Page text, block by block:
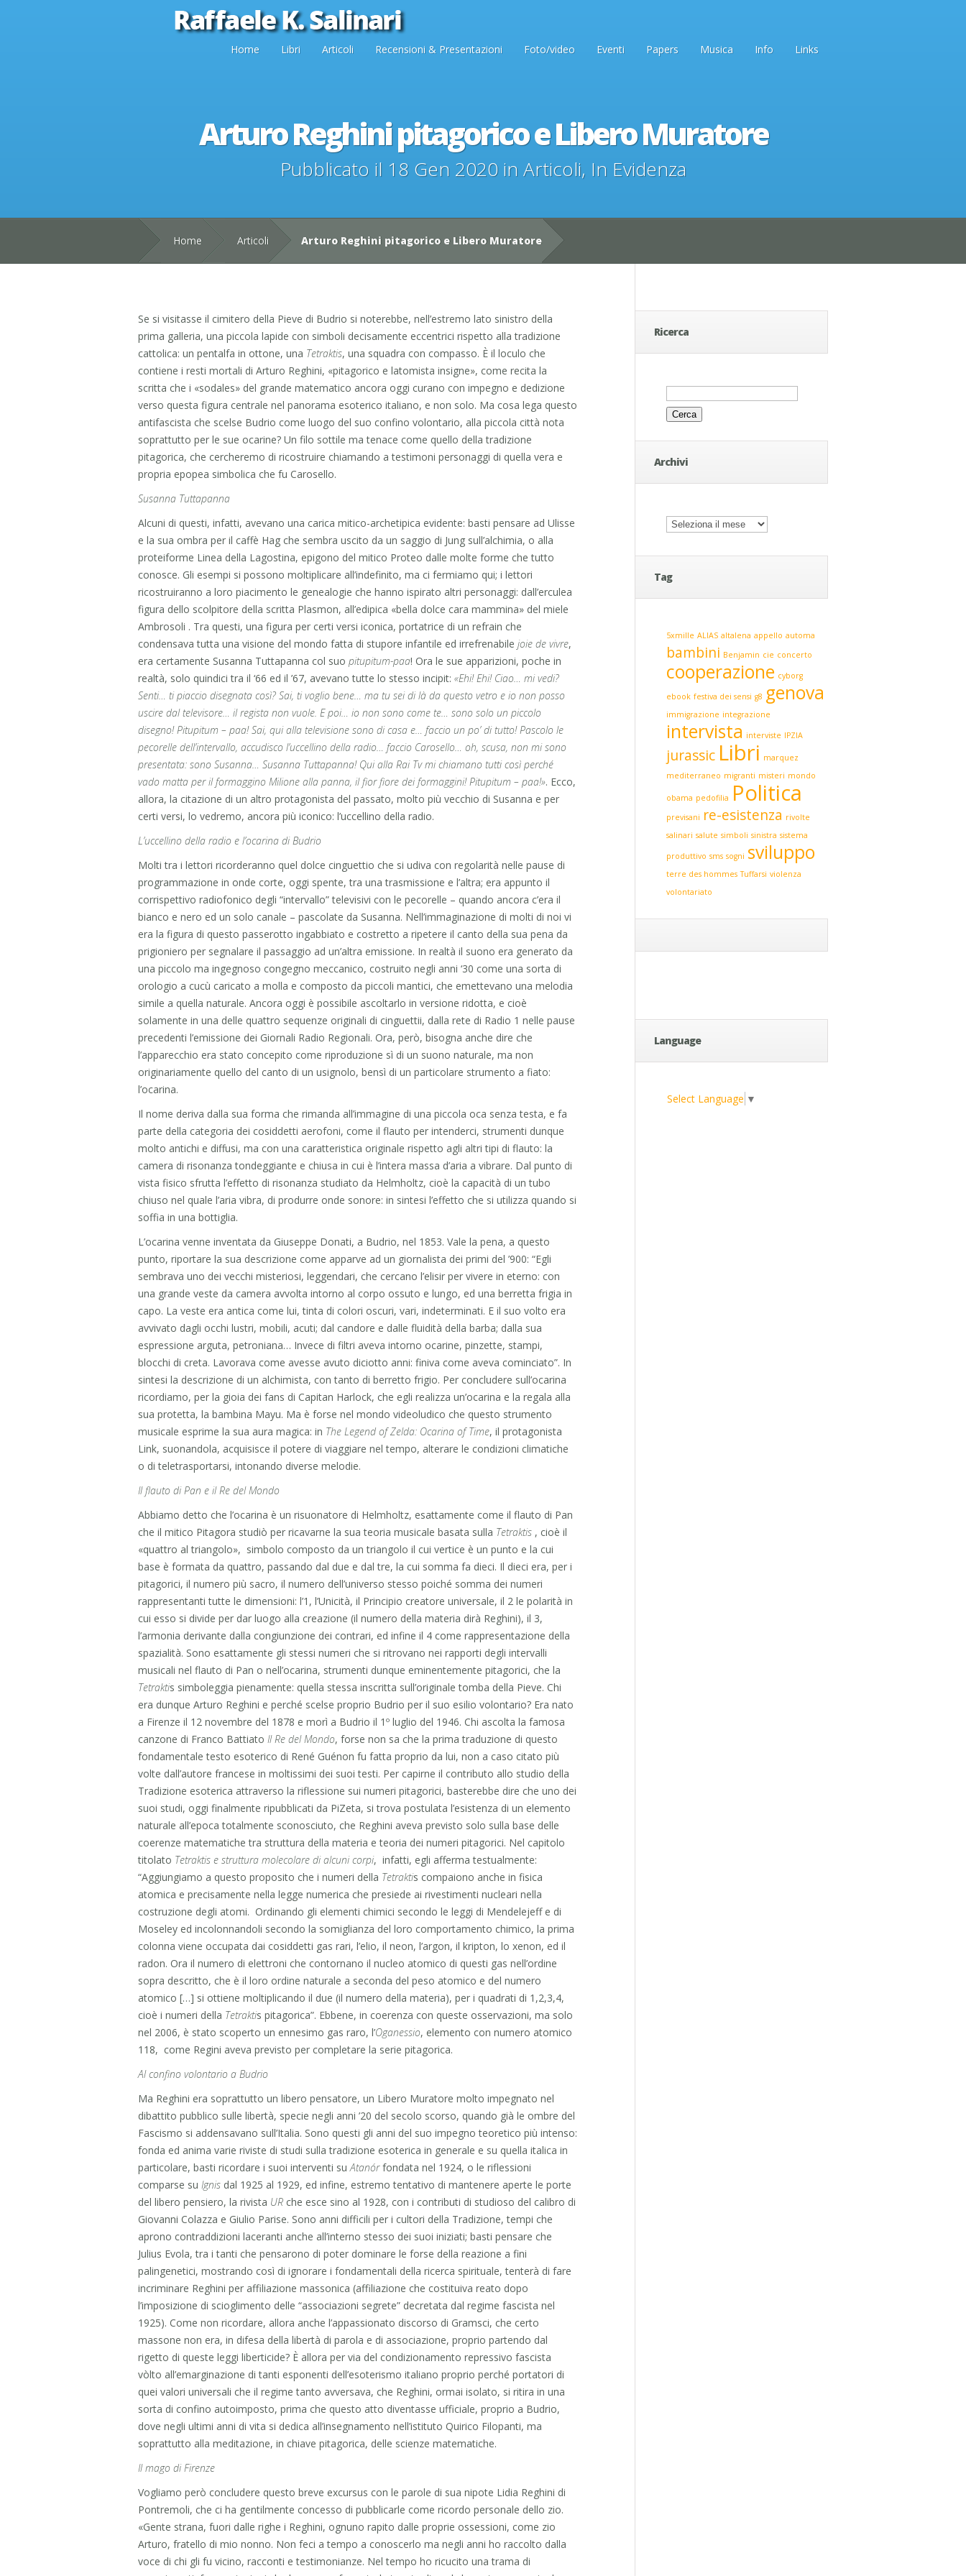
Home Libri Articoli Recensioni & Presentazioni Foto/video Eventi Papers Musica Info Links
Arturo Reghini pitagorico e Libero Muratore
Pubblicato il 18 Gen 2020 in Articoli, In Evidenza
Home Articoli Arturo Reghini pitagorico e Libero Muratore
Se si visitasse il cimitero della Pieve di Budrio si noterebbe, nell’estremo lato sinistro della
prima galleria, una piccola lapide con simboli decisamente eccentrici rispetto alla tradizione
cattolica: un pentalfa in ottone, una Tetraktis, una squadra con compasso. È il loculo che
contiene i resti mortali di Arturo Reghini, «pitagorico e latomista insigne», come recita la
scritta che i «sodales» del grande matematico ancora oggi curano con impegno e dedizione
verso questa figura centrale nel panorama esoterico italiano, e non solo. Ma cosa lega questo
antifascista che scelse Budrio come luogo del suo confino volontario, alla piccola città nota
soprattutto per le sue ocarine? Un filo sottile ma tenace come quello della tradizione
pitagorica, che cercheremo di ricostruire chiamando a testimoni personaggi di quella vera e
propria epopea simbolica che fu Carosello.
Susanna Tuttapanna
Alcuni di questi, infatti, avevano una carica mitico-archetipica evidente: basti pensare ad Ulisse
e la sua ombra per il caffè Hag che sembra uscito da un saggio di Jung sull’alchimia, o alla
proteiforme Linea della Lagostina, epigono del mitico Proteo dalle molte forme che tutto
conosce. Gli esempi si possono moltiplicare all’indefinito, ma ci fermiamo qui; i lettori
ricostruiranno a loro piacimento le genealogie che hanno ispirato altri personaggi: dall’erculea
figura dello scolpitore della scritta Plasmon, all’edipica «bella dolce cara mammina» del miele
Ambrosoli . Tra questi, una figura per certi versi iconica, portatrice di un refrain che
condensava tutta una visione del mondo fatta di stupore infantile ed irrefrenabile joie de vivre,
era certamente Susanna Tuttapanna col suo pitupitum-paa! Ora le sue apparizioni, poche in
realtà, solo quindici tra il ‘66 ed il ’67, avevano tutte lo stesso incipit: «Ehi! Ehi! Ciao… mi vedi?
Senti… ti piaccio disegnata così? Sai, ti voglio bene… ma tu sei di là da questo vetro e io non posso
uscire dal televisore… il regista non vuole. E poi… io non sono come te… sono solo un piccolo
disegno! Pitupitum – paa! Sai, qui alla televisione sono di casa e… faccio un po’ di tutto! Pascolo le
pecorelle dell’intervallo, accudisco l’uccellino della radio… faccio Carosello… oh, scusa, non mi sono
presentata: sono Susanna… Susanna Tuttapanna! Qui alla Rai Tv mi chiamano tutti così perché
vado matta per il formaggino Milione alla panna, il fior fiore dei formaggini! Pitupitum – paa!». Ecco,
allora, la citazione di un altro protagonista del passato, molto più vecchio di Susanna e per
certi versi, lo vedremo, ancora più iconico: l’uccellino della radio.
L’uccellino della radio e l’ocarina di Budrio
Molti tra i lettori ricorderanno quel dolce cinguettio che si udiva con regolarità nelle pause di
programmazione in onde corte, oggi spente, tra una trasmissione e l’altra; era appunto il
corrispettivo radiofonico degli “intervallo” televisivi con le pecorelle – quando ancora c’era il
bianco e nero ed un solo canale – pascolate da Susanna. Nell’immaginazione di molti di noi vi
era la figura di questo passerotto ingabbiato e costretto a ripetere il canto della sua pena da
prigioniero per segnalare il passaggio ad un’altra emissione. In realtà il suono era generato da
una piccolo ma ingegnoso congegno meccanico, costruito negli anni ‘30 come una sorta di
orologio a cucù caricato a molla e composto da piccoli mantici, che emettevano una melodia
simile a quella naturale. Ancora oggi è possibile ascoltarlo in versione ridotta, e cioè
solamente in una delle quattro sequenze originali di cinguettii, dalla rete di Radio 1 nelle pause
precedenti l’emissione dei Giornali Radio Regionali. Ora, però, bisogna anche dire che
l’apparecchio era stato concepito come riproduzione sì di un suono naturale, ma non
originariamente quello del canto di un usignolo, bensì di un particolare strumento a fiato:
l’ocarina.
Il nome deriva dalla sua forma che rimanda all’immagine di una piccola oca senza testa, e fa
parte della categoria dei cosiddetti aerofoni, come il flauto per intenderci, strumenti dunque
molto antichi e diffusi, ma con una caratteristica originale rispetto agli altri tipi di flauto: la
camera di risonanza tondeggiante e chiusa in cui è l’intera massa d’aria a vibrare. Dal punto di
vista fisico sfrutta l’effetto di risonanza studiato da Helmholtz, cioè la capacità di un tubo
chiuso nel quale l’aria vibra, di produrre onde sonore: in sintesi l’effetto che si utilizza quando si
soffia in una bottiglia.
L’ocarina venne inventata da Giuseppe Donati, a Budrio, nel 1853. Vale la pena, a questo
punto, riportare la sua descrizione come apparve ad un giornalista dei primi del ’900: “Egli
sembrava uno dei vecchi misteriosi, leggendari, che cercano l’elisir per vivere in eterno: con
una grande veste da camera avvolta intorno al corpo ossuto e lungo, ed una berretta frigia in
capo. La veste era antica come lui, tinta di colori oscuri, vari, indeterminati. E il suo volto era
avvivato dagli occhi lustri, mobili, acuti; dal candore e dalle fluidità della barba; dalla sua
espressione arguta, petroniana… Invece di filtri aveva intorno ocarine, pinzette, stampi,
blocchi di creta. Lavorava come avesse avuto diciotto anni: finiva come aveva cominciato”. In
sintesi la descrizione di un alchimista, con tanto di berretto frigio. Per concludere sull’ocarina
ricordiamo, per la gioia dei fans di Capitan Harlock, che egli realizza un’ocarina e la regala alla
sua protetta, la bambina Mayu. Ma è forse nel mondo videoludico che questo strumento
musicale esprime la sua aura magica: in The Legend of Zelda: Ocarina of Time, il protagonista
Link, suonandola, acquisisce il potere di viaggiare nel tempo, alterare le condizioni climatiche
o di teletrasportarsi, intonando diverse melodie.
Il flauto di Pan e il Re del Mondo
Abbiamo detto che l’ocarina è un risuonatore di Helmholtz, esattamente come il flauto di Pan
che il mitico Pitagora studiò per ricavarne la sua teoria musicale basata sulla Tetraktis , cioè il
«quattro al triangolo», simbolo composto da un triangolo il cui vertice è un punto e la cui
base è formata da quattro, passando dal due e dal tre, la cui somma fa dieci. Il dieci era, per i
pitagorici, il numero più sacro, il numero dell’universo stesso poiché somma dei numeri
rappresentanti tutte le dimensioni: l’1, l’Unicità, il Principio creatore universale, il 2 le polarità in
cui esso si divide per dar luogo alla creazione (il numero della materia dirà Reghini), il 3,
l’armonia derivante dalla congiunzione dei contrari, ed infine il 4 come rappresentazione della
spazialità. Sono esattamente gli stessi numeri che si ritrovano nei rapporti degli intervalli
musicali nel flauto di Pan o nell’ocarina, strumenti dunque eminentemente pitagorici, che la
Tetraktis simboleggia pienamente: quella stessa inscritta sull’originale tomba della Pieve. Chi
era dunque Arturo Reghini e perché scelse proprio Budrio per il suo esilio volontario? Era nato
a Firenze il 12 novembre del 1878 e morì a Budrio il 1º luglio del 1946. Chi ascolta la famosa
canzone di Franco Battiato Il Re del Mondo, forse non sa che la prima traduzione di questo
fondamentale testo esoterico di René Guénon fu fatta proprio da lui, non a caso citato più
volte dall’autore francese in moltissimi dei suoi testi. Per capirne il contributo allo studio della
Tradizione esoterica attraverso la riflessione sui numeri pitagorici, basterebbe dire che uno dei
suoi studi, oggi finalmente ripubblicati da PiZeta, si trova postulata l’esistenza di un elemento
naturale all’epoca totalmente sconosciuto, che Reghini aveva previsto solo sulla base delle
coerenze matematiche tra struttura della materia e teoria dei numeri pitagorici. Nel capitolo
titolato Tetraktis e struttura molecolare di alcuni corpi, infatti, egli afferma testualmente:
“Aggiungiamo a questo proposito che i numeri della Tetraktis compaiono anche in fisica
atomica e precisamente nella legge numerica che presiede ai rivestimenti nucleari nella
costruzione degli atomi. Ordinando gli elementi chimici secondo le leggi di Mendelejeff e di
Moseley ed incolonnandoli secondo la somiglianza del loro comportamento chimico, la prima
colonna viene occupata dai cosiddetti gas rari, l’elio, il neon, l’argon, il kripton, lo xenon, ed il
radon. Ora il numero di elettroni che contornano il nucleo atomico di questi gas nell’ordine
sopra descritto, che è il loro ordine naturale a seconda del peso atomico e del numero
atomico […] si ottiene moltiplicando il due (il numero della materia), per i quadrati di 1,2,3,4,
cioè i numeri della Tetraktis pitagorica”. Ebbene, in coerenza con queste osservazioni, ma solo
nel 2006, è stato scoperto un ennesimo gas raro, l’Oganessio, elemento con numero atomico
118, come Regini aveva previsto per completare la serie pitagorica.
Al confino volontario a Budrio
Ma Reghini era soprattutto un libero pensatore, un Libero Muratore molto impegnato nel
dibattito pubblico sulle libertà, specie negli anni ’20 del secolo scorso, quando già le ombre del
Fascismo si addensavano sull’Italia. Sono questi gli anni del suo impegno teoretico più intenso:
fonda ed anima varie riviste di studi sulla tradizione esoterica in generale e su quella italica in
particolare, basti ricordare i suoi interventi suAtanórfondata nel 1924, o le riflessioni
comparse su Ignis dal 1925 al 1929, ed infine, estremo tentativo di mantenere aperte le porte
del libero pensiero, la rivista UR che esce sino al 1928, con i contributi di studioso del calibro di
Giovanni Colazza e Giulio Parise. Sono anni difficili per i cultori della Tradizione, tempi che
aprono contraddizioni laceranti anche all’interno stesso dei suoi iniziati; basti pensare che
Julius Evola, tra i tanti che pensarono di poter dominare le forse della reazione a fini
palingenetici, mostrando così di ignorare i fondamentali della ricerca spirituale, tenterà di fare
incriminare Reghini per affiliazione massonica (affiliazione che costituiva reato dopo
l’imposizione di scioglimento delle “associazioni segrete” decretata dal regime fascista nel
1925). Come non ricordare, allora anche l’appassionato discorso di Gramsci, che certo
massone non era, in difesa della libertà di parola e di associazione, proprio partendo dal
rigetto di queste leggi liberticide? È allora per via del condizionamento repressivo fascista
vòlto all’emarginazione di tanti esponenti dell’esoterismo italiano proprio perché portatori di
quei valori universali che il regime tanto avversava, che Reghini, ormai isolato, si ritira in una
sorta di confino autoimposto, prima che questo atto diventasse ufficiale, proprio a Budrio,
dove negli ultimi anni di vita si dedica all’insegnamento nell’istituto Quirico Filopanti, ma
soprattutto alla meditazione, in chiave pitagorica, delle scienze matematiche.
Il mago di Firenze
Vogliamo però concludere questo breve excursus con le parole di sua nipote Lidia Reghini di
Pontremoli, che ci ha gentilmente concesso di pubblicarle come ricordo personale dello zio.
«Gente strana, fuori dalle righe i Reghini, ognuno rapito dalle proprie ossessioni, come zio
Arturo, fratello di mio nonno. Non feci a tempo a conoscerlo ma negli anni ho raccolto dalla
voce di chi gli fu vicino, racconti e testimonianze. Nel tempo ho ricucito una trama di
Ricerca
Ricerca
per:
Archivi
Archivi
Tag
5xmille ALIAS altalena appello automa
bambini Benjamin cie concerto
cooperazione cyborg
ebook festiva dei sensi g8 genova
immigrazione integrazione
intervista interviste IPZIA
jurassic Libri marquez
mediterraneo migranti misteri mondo
obama pedofilia Politica
previsani re-esistenza rivolte
salinari salute simboli sinistra sistema
produttivo sms sogni sviluppo
terre des hommes Tuffarsi violenza
volontariato
Language
Select Language ▼